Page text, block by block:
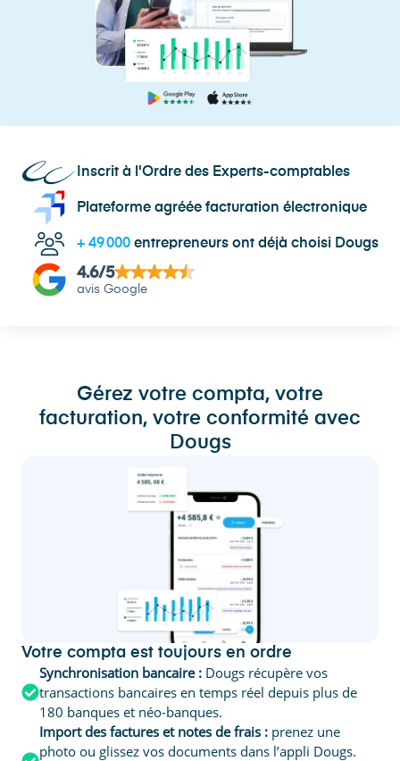
Inscrit à l'Ordre des Experts-comptables
Plateforme agréée facturation électronique
+ 49 000 entrepreneurs ont déjà choisi Dougs
4.6/5
avis Google
Gérez votre compta, votre
facturation, votre conformité avec
Dougs
Votre compta est toujours en ordre
Synchronisation bancaire : Dougs récupère vos
transactions bancaires en temps réel depuis plus de
180 banques et néo-banques.
Import des factures et notes de frais : prenez une
photo ou glissez vos documents dans l’appli Dougs.